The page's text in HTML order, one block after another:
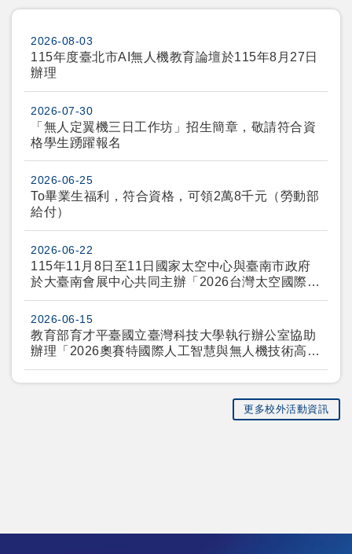
2026-08-03
115年度臺北市AI無人機教育論壇於115年8月27日
辦理
2026-07-30
「無人定翼機三日工作坊」招生簡章，敬請符合資
格學生踴躍報名
2026-06-25
To畢業生福利，符合資格，可領2萬8千元（勞動部
給付）
2026-06-22
115年11月8日至11日國家太空中心與臺南市政府
於大臺南會展中心共同主辦「2026台灣太空國際年
會」(Taiwan International Assembly of Space
Science, Technology, and Industry 2026(TASTI
2026)
2026-06-15
教育部育才平臺國立臺灣科技大學執行辦公室協助
辦理「2026奧賽特國際人工智慧與無人機技術高峰
論壇—展望低空經濟發展：產學銜接與技術創新」
更多校外活動資訊